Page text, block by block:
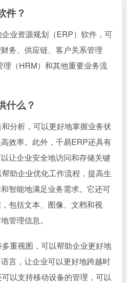
件？
业资源规划（ERP）软件，可
务、供应链、客户关系管理
理（HRM）和其他重要业务流
什么？
分析，可以更好地掌握业务状
效率。此外，千易ERP还具有
让企业安全地访问和存储关键
助企业优化工作流程，提高生
智能地满足业务需求。它还可
包括文本、图像、文档和视
管理信息。
重视图，可以帮助企业更好地
言，让企业可以更好地跨越时
以支持移动设备的管理，可以